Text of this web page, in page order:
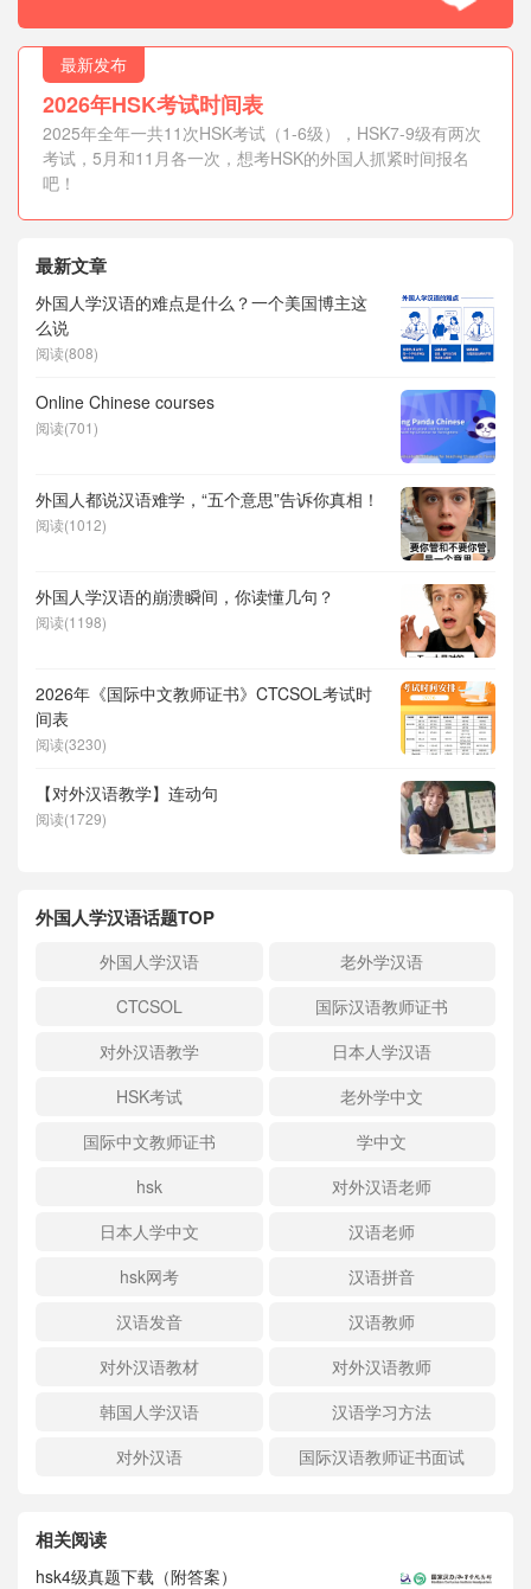
最新发布
2026年HSK考试时间表
2025年全年一共11次HSK考试（1-6级），HSK7-9级有两次
考试，5月和11月各一次，想考HSK的外国人抓紧时间报名
吧！
最新文章
外国人学汉语的难点是什么？一个美国博主这
么说
阅读(808)
Online Chinese courses
阅读(701)
外国人都说汉语难学，“五个意思”告诉你真相！
阅读(1012)
外国人学汉语的崩溃瞬间，你读懂几句？
阅读(1198)
2026年《国际中文教师证书》CTCSOL考试时
间表
阅读(3230)
【对外汉语教学】连动句
阅读(1729)
外国人学汉语话题TOP
外国人学汉语
老外学汉语
CTCSOL
国际汉语教师证书
对外汉语教学
日本人学汉语
HSK考试
老外学中文
国际中文教师证书
学中文
hsk
对外汉语老师
日本人学中文
汉语老师
hsk网考
汉语拼音
汉语发音
汉语教师
对外汉语教材
对外汉语教师
韩国人学汉语
汉语学习方法
对外汉语
国际汉语教师证书面试
相关阅读
hsk4级真题下载（附答案）